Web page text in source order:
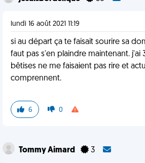
lundi 16 août 2021 11:19
si au départ ça te faisait sourire sa
faut pas s'en plaindre maintenant. j'ai
bêtises ne me faisaient pas rire et
comprennent.
6 0
Tommy Aimard 3